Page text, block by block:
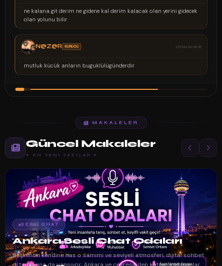
ne kalana git derim ne gidene kal derim kalacak olan yerini gidecek
olan yolunu bilir
N@Z@R KURUCU 05 Nisan 14:36
mutluk kücük anların buguklülügünderdir
MAKALELER
Güncel Makaleler
✦ EN YENI YAZILAR ✦
SESLIPAPATYA.COM
Fransa Sesli Sohbet Odaları
Avrupa’da yaşayan gurbetçilerimiz için kendi anadilinde sohbet